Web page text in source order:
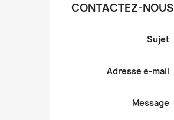
CONTACTEZ-NOUS
Sujet
Adresse e-mail
Message